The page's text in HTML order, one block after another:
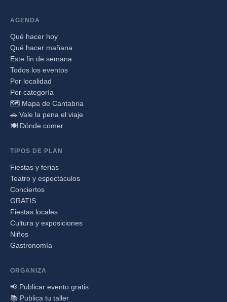
AGENDA
Qué hacer hoy
Qué hacer mañana
Este fin de semana
Todos los eventos
Por localidad
Por categoría
🗺️ Mapa de Cantabria
🚗 Vale la pena el viaje
🍽️ Dónde comer
TIPOS DE PLAN
Fiestas y ferias
Teatro y espectáculos
Conciertos
GRATIS
Fiestas locales
Cultura y exposiciones
Niños
Gastronomía
ORGANIZA
📢 Publicar evento gratis
📚 Publica tu taller